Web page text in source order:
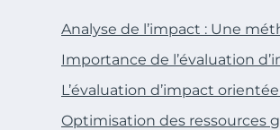
Analyse de l’impact : Une
Importance de l’évaluation
L’évaluation d’impact
Optimisation des ressources